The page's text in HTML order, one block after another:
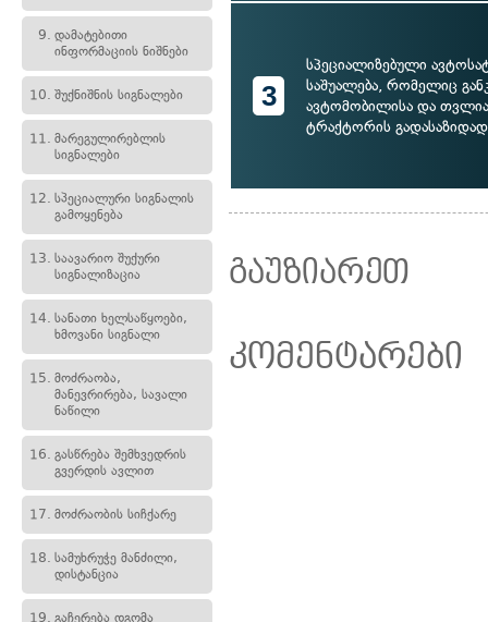
9. დამატებითი
ინფორმაციის ნიშნები
10. შუქნიშნის სიგნალები
11. მარეგულირებლის
სიგნალები
12. სპეციალური სიგნალის
გამოყენება
13. საავარიო შუქური
სიგნალიზაცია
14. სანათი ხელსაწყოები,
ხმოვანი სიგნალი
15. მოძრაობა,
მანევრირება, სავალი
ნაწილი
16. გასწრება შემხვედრის
გვერდის ავლით
17. მოძრაობის სიჩქარე
18. სამუხრუჭე მანძილი,
დისტანცია
19. გაჩერება დგომა
3
სპეციალიზებული
საშუალება, რომელიც
ავტომობილისა და
ტრაქტორის გადასაზიდად
გაუზიარეთ
კომენტარები